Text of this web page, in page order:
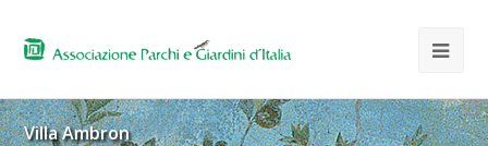
Villa Ambron